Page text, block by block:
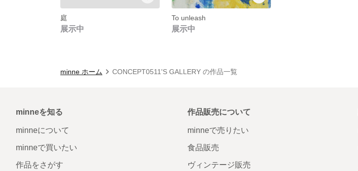
庭
展示中
To unleash
展示中
minne ホーム CONCEPT0511'S GALLERY の作品一覧
minneを知る
minneについて
minneで買いたい
作品をさがす
作品販売について
minneで売りたい
食品販売
ヴィンテージ販売